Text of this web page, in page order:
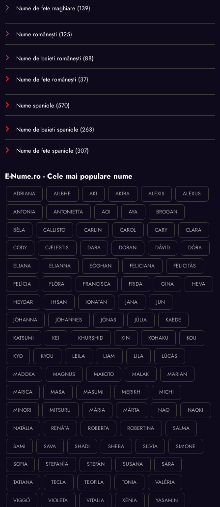
Nume de fete maghiare (139)
Nume românești (125)
Nume de baieti românești (88)
Nume de fete românești (37)
Nume spaniole (570)
Nume de baieti spaniole (263)
Nume de fete spaniole (307)
E-Nume.ro - Cele mai populare nume
ADRIANA AILBHE AKI AKIRA ALEXIS ALEXUS
ANTONIA ANTONIETTA AOI AYA BROGAN
BÉLA CALLISTO CARLIN CAROL CARY CLARA
CODY CÆLESTIS DARA DORAN DÁVID DÓRA
ELIANA ELIANNA EÓGHAN FELICIANA FELICITÁS
FELÍCIA FLÓRA FRANCISCA FRIDA GINA HEVA
HEYDAR IHSAN IONATAN JANA JUN
JÓHANNA JÓHANNES JÓNAS JÚLIA KAEDE
KATSUMI KEI KHURSHID KIN KOHAKU KOU
KYO KYOU LEILA LIAM LILA LÚCÁS
MADOKA MAGNUS MAKOTO MALAK MARIAN
MARICA MASA MASUMI MERIKH MICHI
MINORI MITSURU MÁRIA MÁRTA NAO NAOKI
NATÁLIA RENÁTA ROBERTA ROBERTINA SALMA
SAMI SAVA SHADI SHEBA SILVIA SIMONE
SOFIA STEFANÍA STEFÁN SUSANA SÁRA
TATIANA TECLA TEOFILA TONIA VALÉRIA
VIGGÓ VIOLETA VITALIA XÉNIA YASAMIN